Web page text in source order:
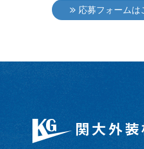
応募フォームは